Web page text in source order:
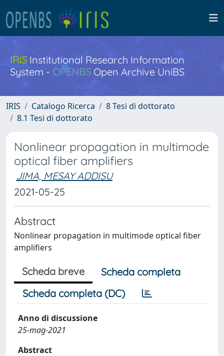
IRISInstitutional Research Information
System - OPENBS Open Archive UniBS
IRIS Catalogo Ricerca
8 Tesi di dottorato
8.1 Tesi di dottorato
Nonlinear propagation in multimode
optical fiber amplifiers
JIMA, MESAY ADDISU
2021-05-25
Abstract
Nonlinear propagation in multimode optical fiber
amplifiers
Scheda breve
Scheda completa
Scheda completa (DC)
Anno di discussione
25-mag-2021
Abstract